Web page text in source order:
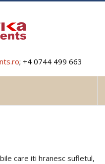
; +4 0744 499 663
care iti hranesc sufletul,